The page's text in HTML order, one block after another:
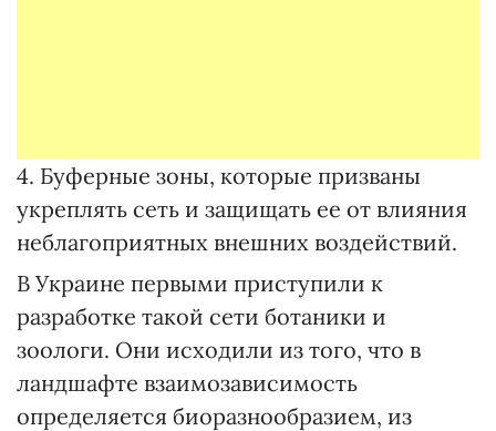
4. Буферные зоны, которые призваны
укреплять сеть и защищать ее от влияния
неблагоприятных внешних воздействий.
В Украине первыми приступили к
разработке такой сети ботаники и
зоологи. Они исходили из того, что в
ландшафте взаимозависимость
определяется биоразнообразием, из